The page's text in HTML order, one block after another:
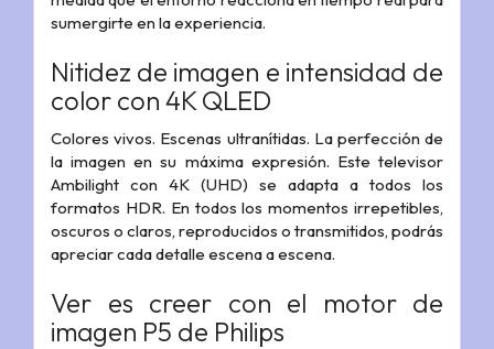
sumergirte en la experiencia.
Nitidez de imagen e intensidad de
color con 4K QLED
Colores vivos. Escenas ultranítidas. La perfección de
la imagen en su máxima expresión. Este televisor
Ambilight con 4K (UHD) se adapta a todos los
formatos HDR. En todos los momentos irrepetibles,
oscuros o claros, reproducidos o transmitidos, podrás
apreciar cada detalle escena a escena.
Ver es creer con el motor de
imagen P5 de Philips